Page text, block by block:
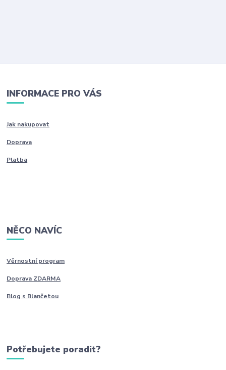
INFORMACE PRO VÁS
Jak nakupovat
Doprava
Platba
NĚCO NAVÍC
Věrnostní program
Doprava ZDARMA
Blog s Blančetou
Potřebujete poradit?